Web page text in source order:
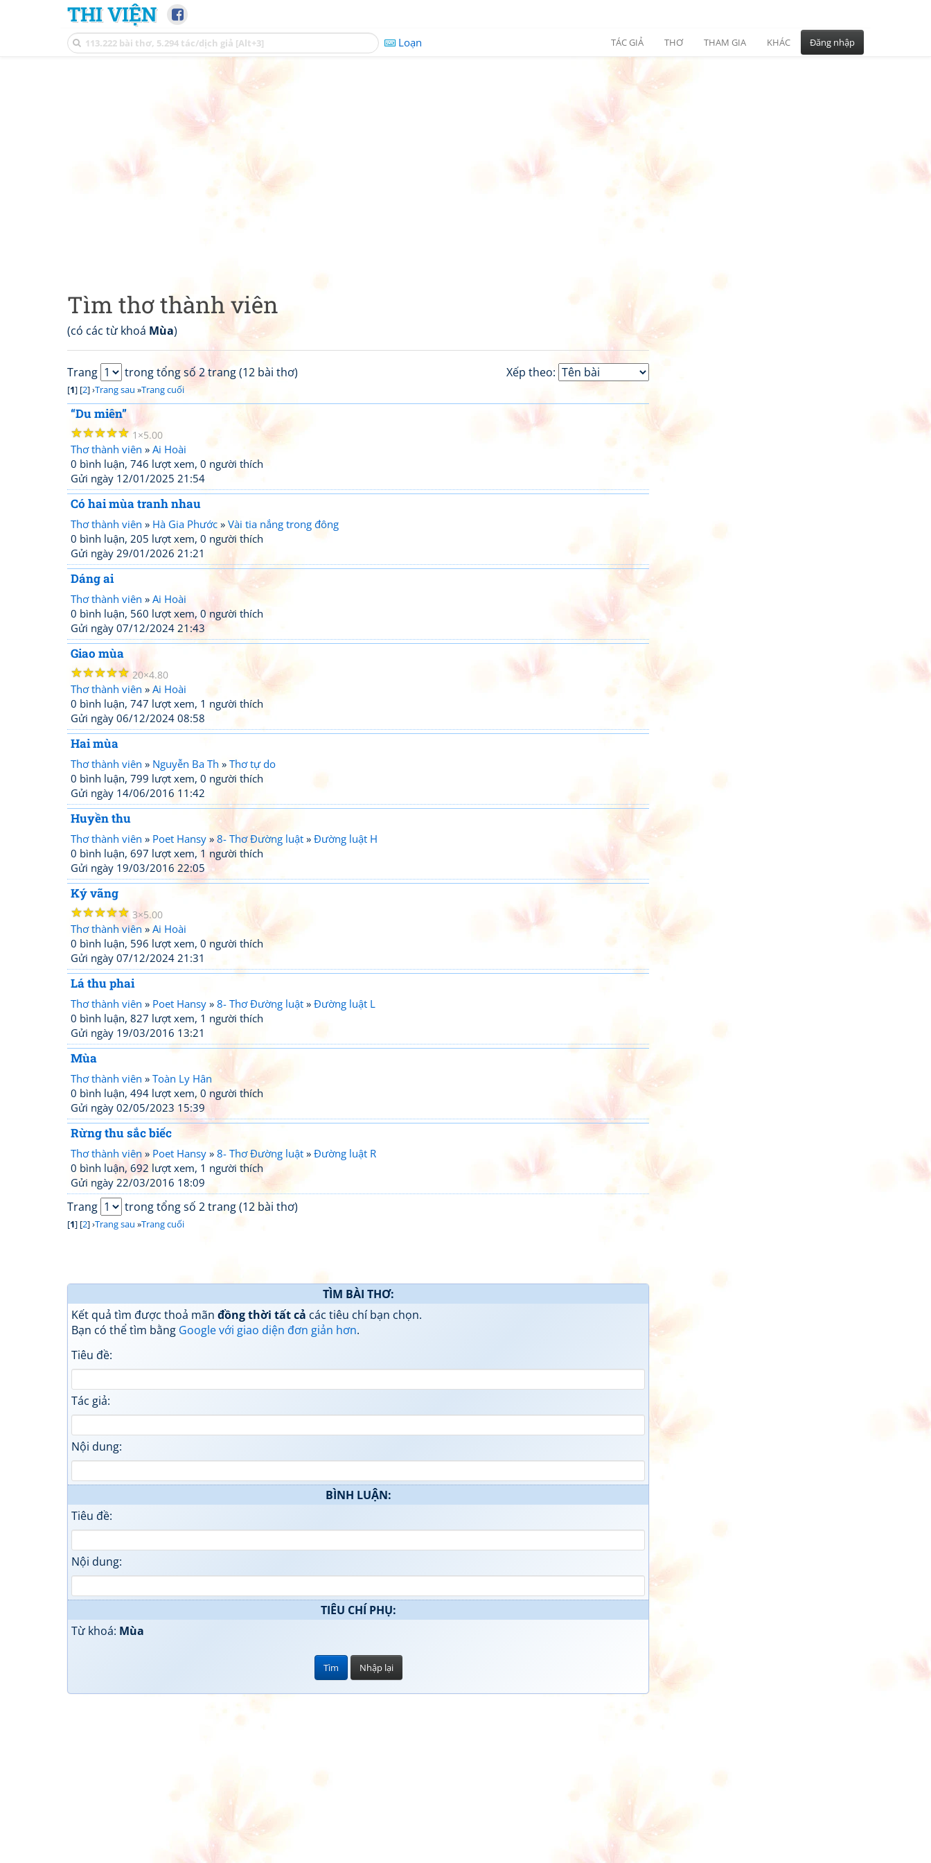
THI VIỆN
Loạn TÁC GIẢ THƠ THAM GIA KHÁC Đăng nhập
Tìm thơ thành viên
(có các từ khoá Mùa)
Xếp theo:
Trang trong tổng số 2 trang (12 bài thơ)
[1] [2] ›Trang sau »Trang cuối
“Du miên”
☆
☆
☆
☆
☆ 1 5.00
Thơ thành viên » Ai Hoài
0 bình luận, 746 lượt xem, 0 người thích
Gửi ngày 12/01/2025 21:54
Có hai mùa tranh nhau
Thơ thành viên » Hà Gia Phước » Vài tia nắng trong đông
0 bình luận, 205 lượt xem, 0 người thích
Gửi ngày 29/01/2026 21:21
Dáng ai
Thơ thành viên » Ai Hoài
0 bình luận, 560 lượt xem, 0 người thích
Gửi ngày 07/12/2024 21:43
Giao mùa
☆
☆
☆
☆
☆ 20 4.80
Thơ thành viên » Ai Hoài
0 bình luận, 747 lượt xem, 1 người thích
Gửi ngày 06/12/2024 08:58
Hai mùa
Thơ thành viên » Nguyễn Ba Th » Thơ tự do
0 bình luận, 799 lượt xem, 0 người thích
Gửi ngày 14/06/2016 11:42
Huyền thu
Thơ thành viên » Poet Hansy » 8- Thơ Đường luật » Đường luật H
0 bình luận, 697 lượt xem, 1 người thích
Gửi ngày 19/03/2016 22:05
Ký vãng
☆
☆
☆
☆
☆ 3 5.00
Thơ thành viên » Ai Hoài
0 bình luận, 596 lượt xem, 0 người thích
Gửi ngày 07/12/2024 21:31
Lá thu phai
Thơ thành viên » Poet Hansy » 8- Thơ Đường luật » Đường luật L
0 bình luận, 827 lượt xem, 1 người thích
Gửi ngày 19/03/2016 13:21
Mùa
Thơ thành viên » Toàn Ly Hân
0 bình luận, 494 lượt xem, 0 người thích
Gửi ngày 02/05/2023 15:39
Rừng thu sắc biếc
Thơ thành viên » Poet Hansy » 8- Thơ Đường luật » Đường luật R
0 bình luận, 692 lượt xem, 1 người thích
Gửi ngày 22/03/2016 18:09
Trang trong tổng số 2 trang (12 bài thơ)
[1] [2] ›Trang sau »Trang cuối
TÌM BÀI THƠ:
Kết quả tìm được thoả mãn đồng thời tất cả các tiêu chí bạn chọn.
Bạn có thể tìm bằng Google với giao diện đơn giản hơn.
Tiêu đề:
Tác giả:
Nội dung:
BÌNH LUẬN:
Tiêu đề:
Nội dung:
TIÊU CHÍ PHỤ:
Từ khoá: Mùa